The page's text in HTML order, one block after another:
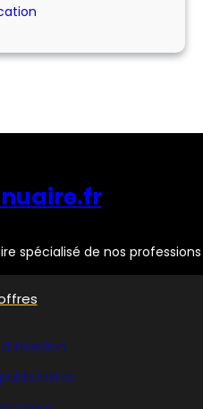
spécialisé de nos professions